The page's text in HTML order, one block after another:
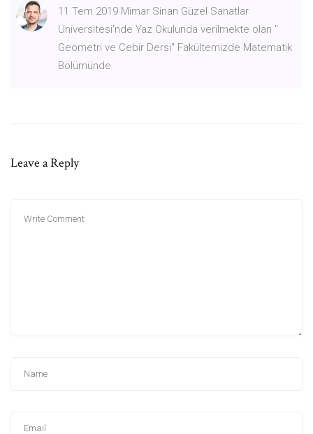
11 Tem 2019 Mimar Sinan Güzel Sanatlar
Üniversitesi'nde Yaz Okulunda verilmekte olan "
Geometri ve Cebir Dersi" Fakültemizde Matematik
Bölümünde
Leave a Reply